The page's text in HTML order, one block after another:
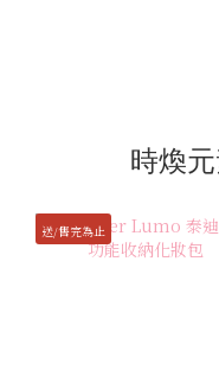
時煥
送/售完為止